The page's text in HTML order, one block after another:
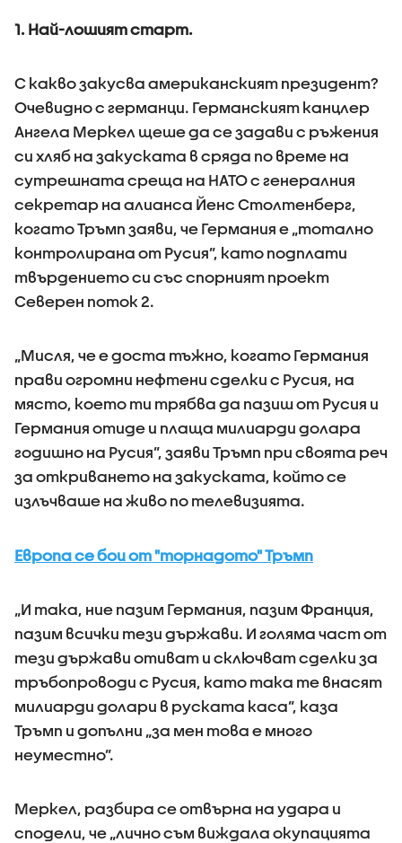
1. Най-лошият старт.
С какво закусва американският президент?
Очевидно с германци. Германският канцлер
Ангела Меркел щеше да се задави с ръжения
си хляб на закуската в сряда по време на
сутрешната среща на НАТО с генералния
секретар на алианса Йенс Столтенберг,
когато Тръмп заяви, че Германия е „тотално
контролирана от Русия”, като подплати
твърдението си със спорният проект
Северен поток 2.
„Мисля, че е доста тъжно, когато Германия
прави огромни нефтени сделки с Русия, на
място, което ти трябва да пазиш от Русия и
Германия отиде и плаща милиарди долара
годишно на Русия”, заяви Тръмп при своята реч
за откриването на закуската, който се
излъчваше на живо по телевизията.
Европа се бои от "торнадото" Тръмп
„И така, ние пазим Германия, пазим Франция,
пазим всички тези държави. И голяма част от
тези държави отиват и сключват сделки за
тръбопроводи с Русия, като така те внасят
милиарди долари в руската каса”, каза
Тръмп и допълни „за мен това е много
неуместно”.
Меркел, разбира се отвърна на удара и
сподели, че „лично съм виждала окупацията